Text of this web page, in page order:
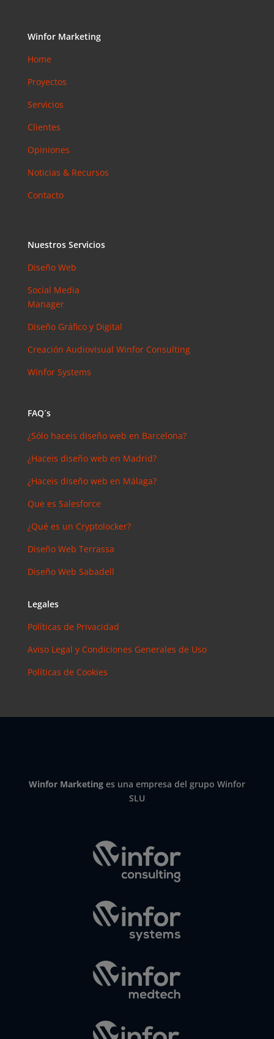
Winfor Marketing
Home
Proyectos
Servicios
Clientes
Opiniones
Noticias & Recursos
Contacto
Nuestros Servicios
Diseño Web
Social Media
Manager
Diseño Gráfico y Digital
Creación Audiovisual Winfor Consulting
Winfor Systems
FAQ´s
¿Sólo haceis diseño web en Barcelona?
¿Haceis diseño web en Madrid?
¿Haceis diseño web en Málaga?
Que es Salesforce
¿Qué es un Cryptolocker?
Diseño Web Terrassa
Diseño Web Sabadell
Legales
Políticas de Privacidad
Aviso Legal y Condiciones Generales de Uso
Políticas de Cookies
Winfor Marketinges una empresa del grupo Winfor
SLU